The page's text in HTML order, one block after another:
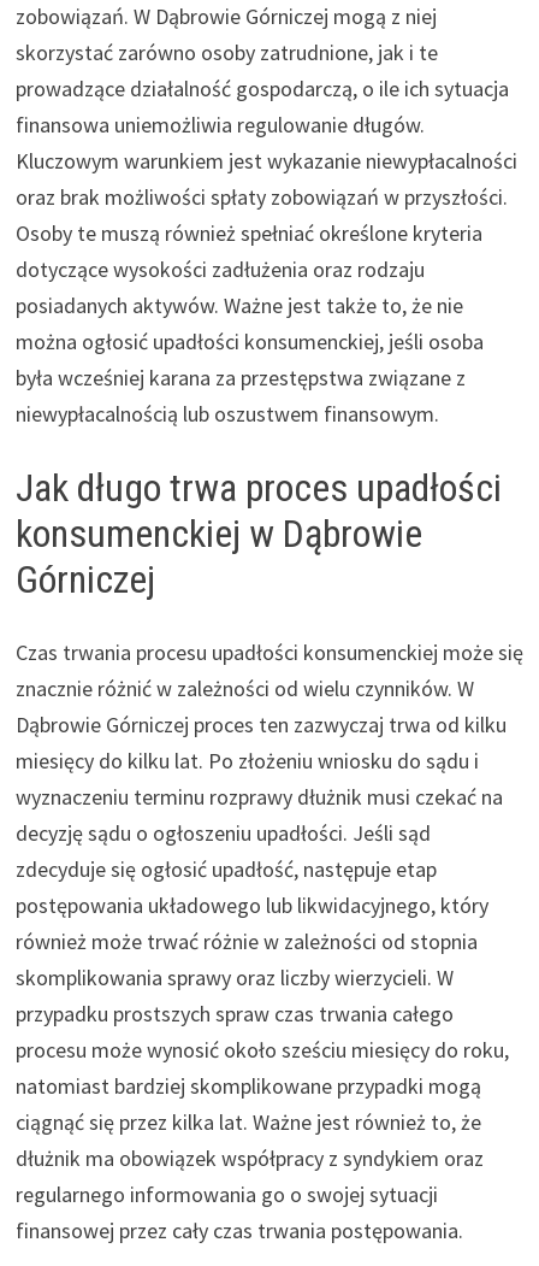
zobowiązań. W Dąbrowie Górniczej mogą z niej
skorzystać zarówno osoby zatrudnione, jak i te
prowadzące działalność gospodarczą, o ile ich sytuacja
finansowa uniemożliwia regulowanie długów.
Kluczowym warunkiem jest wykazanie niewypłacalności
oraz brak możliwości spłaty zobowiązań w przyszłości.
Osoby te muszą również spełniać określone kryteria
dotyczące wysokości zadłużenia oraz rodzaju
posiadanych aktywów. Ważne jest także to, że nie
można ogłosić upadłości konsumenckiej, jeśli osoba
była wcześniej karana za przestępstwa związane z
niewypłacalnością lub oszustwem finansowym.
Jak długo trwa proces upadłości
konsumenckiej w Dąbrowie
Górniczej
Czas trwania procesu upadłości konsumenckiej może się
znacznie różnić w zależności od wielu czynników. W
Dąbrowie Górniczej proces ten zazwyczaj trwa od kilku
miesięcy do kilku lat. Po złożeniu wniosku do sądu i
wyznaczeniu terminu rozprawy dłużnik musi czekać na
decyzję sądu o ogłoszeniu upadłości. Jeśli sąd
zdecyduje się ogłosić upadłość, następuje etap
postępowania układowego lub likwidacyjnego, który
również może trwać różnie w zależności od stopnia
skomplikowania sprawy oraz liczby wierzycieli. W
przypadku prostszych spraw czas trwania całego
procesu może wynosić około sześciu miesięcy do roku,
natomiast bardziej skomplikowane przypadki mogą
ciągnąć się przez kilka lat. Ważne jest również to, że
dłużnik ma obowiązek współpracy z syndykiem oraz
regularnego informowania go o swojej sytuacji
finansowej przez cały czas trwania postępowania.